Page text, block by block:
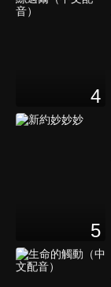
4
5